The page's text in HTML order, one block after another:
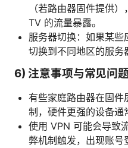
（若路由器固件提供
TV 的流量暴露。
服务器切换：如果某
切换到不同地区的服务
6) 注意事项与常见问题
有些家庭路由器在固
制，硬件更强的设备通
使用 VPN 可能会导致
弊机制触发，出现账号